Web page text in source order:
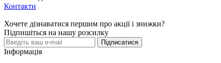
Контакти
Хочете дізнаватися першим про акції і знижки?
Підпишіться на нашу розсилку
Підписатися
Інформація